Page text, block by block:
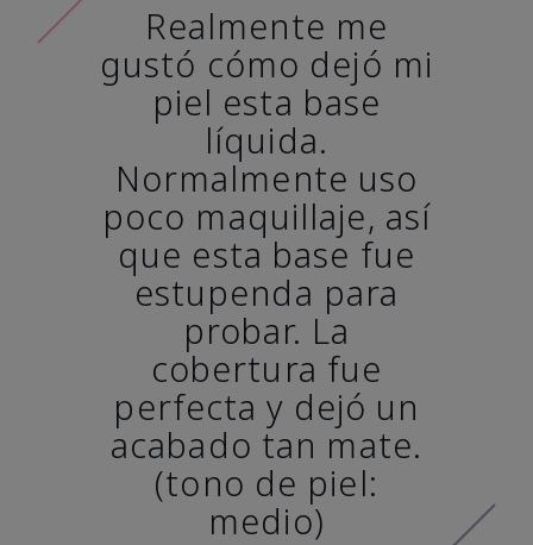
Realmente me
gustó cómo dejó mi
piel esta base
líquida.
Normalmente uso
poco maquillaje, así
que esta base fue
estupenda para
probar. La
cobertura fue
perfecta y dejó un
acabado tan mate.
(tono de piel:
medio)